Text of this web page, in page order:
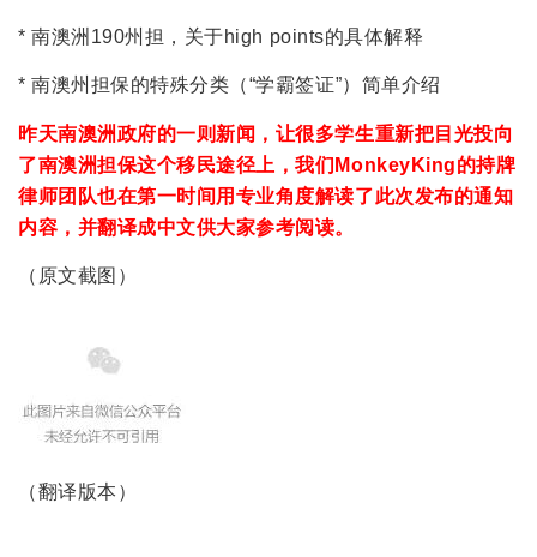
* 南澳洲190州担，关于high points的具体解释
* 南澳州担保的特殊分类（“学霸签证”）简单介绍
昨天南澳洲政府的一则新闻，让很多学生重新把目光投向
了南澳洲担保这个移民途径上，我们MonkeyKing的持牌
律师团队也在第一时间用专业角度解读了此次发布的通知
内容，并翻译成中文供大家参考阅读。
（原文截图）
（翻译版本）